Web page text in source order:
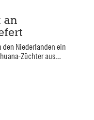
an
den Niederlanden ein
Züchter aus...